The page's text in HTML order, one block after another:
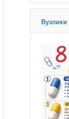
Вузлики